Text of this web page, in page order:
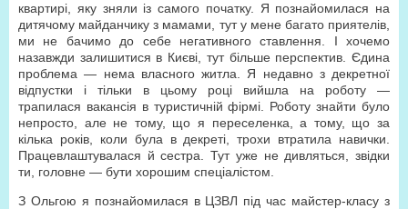
квартирі, яку зняли із самого початку. Я познайомилася на
дитячому майданчику з мамами, тут у мене багато приятелів,
ми не бачимо до себе негативного ставлення. І хочемо
назавжди залишитися в Києві, тут більше перспектив. Єдина
проблема — нема власного житла. Я недавно з декретної
відпустки і тільки в цьому році вийшла на роботу —
трапилася вакансія в туристичній фірмі. Роботу знайти було
непросто, але не тому, що я переселенка, а тому, що за
кілька років, коли була в декреті, трохи втратила навички.
Працевлаштувалася й сестра. Тут уже не дивляться, звідки
ти, головне — бути хорошим спеціалістом.
З Ольгою я познайомилася в ЦЗВЛ під час майстер-класу з